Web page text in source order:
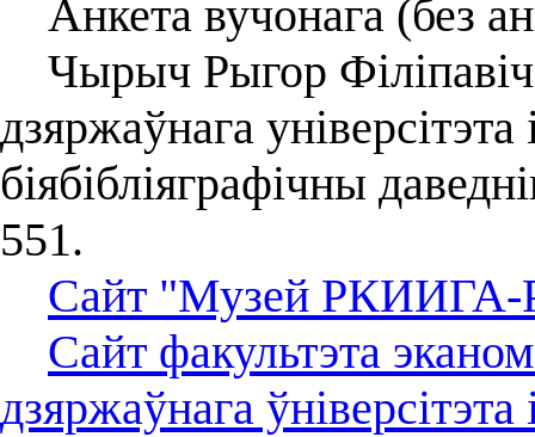
Анкета вучонага (без
Чырыч Рыгор
дзяржаўнага
біябібліяграфічны
551.
Сайт "Музей
Сайт факультэта
дзяржаўнага